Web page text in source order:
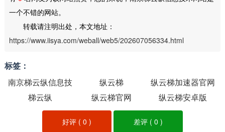
一个不错的网站。
转载请注明出处，本文地址：
https://www.iisya.com/weball/web5/202607056334.html
标签：
南京梯云纵信息技
术网站
纵云梯
纵云梯加速器官网
梯云纵
纵云梯官网 纵云梯安卓版
好评 (0 ) 差评 ( 0 )